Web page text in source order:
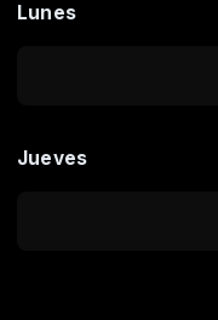
Lunes
Jueves